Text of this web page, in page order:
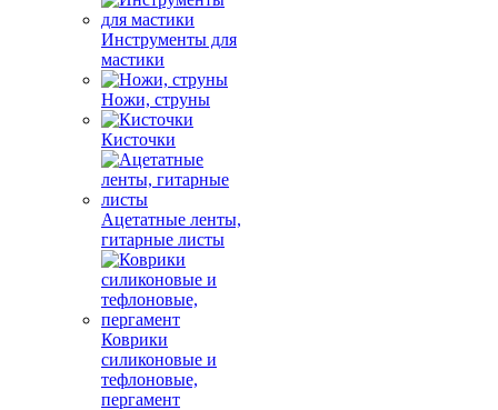
Инструменты для
мастики
Ножи, струны
Кисточки
Ацетатные ленты,
гитарные листы
Коврики
силиконовые и
тефлоновые,
пергамент